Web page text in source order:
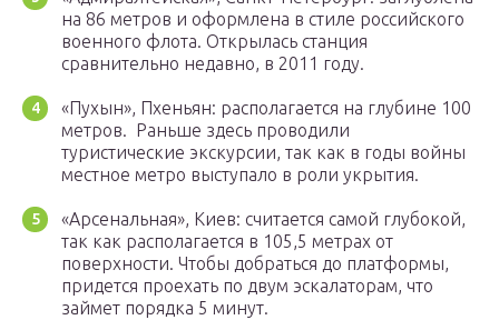
на 86 метров и оформлена в стиле российского
военного флота. Открылась станция
сравнительно недавно, в 2011 году.
«Пухын», Пхеньян: располагается на глубине 100
метров. Раньше здесь проводили
туристические экскурсии, так как в годы войны
местное метро выступало в роли укрытия.
«Арсенальная», Киев: считается самой глубокой,
так как располагается в 105,5 метрах от
поверхности. Чтобы добраться до платформы,
придется проехать по двум эскалаторам, что
займет порядка 5 минут.